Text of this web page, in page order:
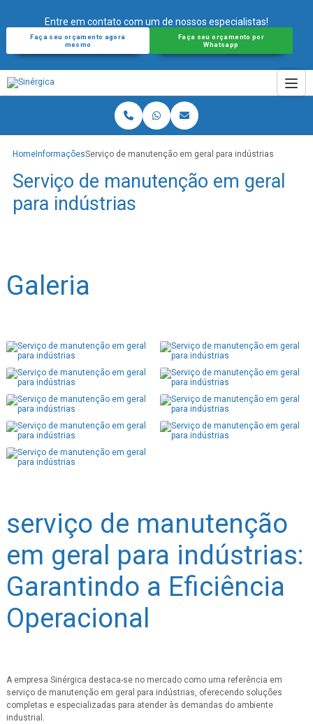
Entre em contato com um de nossos especialistas!
Faça seu orçamento agora
mesmo
Faça seu orçamento por
Whatsapp
Home InformaçõesServiço de manutenção em geral para indústrias
Serviço de manutenção em geral
para indústrias
Galeria
serviço de manutenção
em geral para indústrias:
Garantindo a Eficiência
Operacional
A empresa Sinérgica destaca-se no mercado como uma referência em
serviço de manutenção em geral para indústrias, oferecendo soluções
completas e especializadas para atender às demandas do ambiente
industrial.